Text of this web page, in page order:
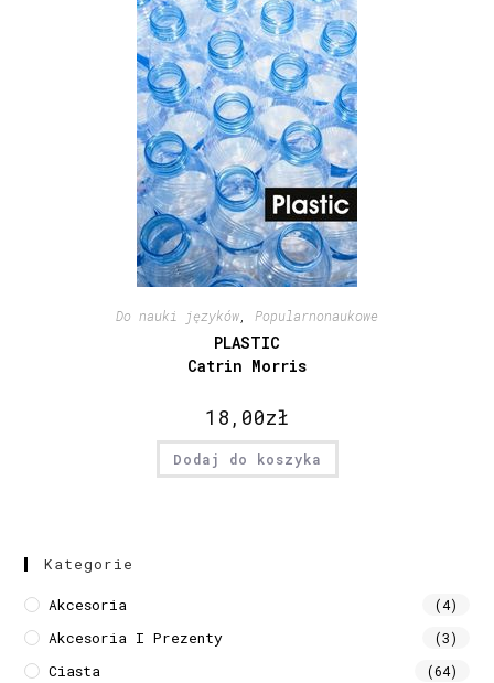
Do nauki języków Popularnonaukowe
PLASTIC
Catrin Morris
18,00zł
Dodaj do koszyka
Kategorie
Akcesoria (4)
Akcesoria I Prezenty (3)
Ciasta (64)